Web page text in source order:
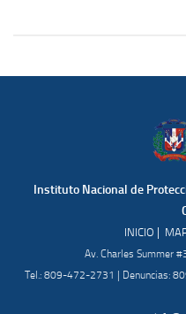
Instituto Nacional de
INICIO |
Av. Charles Summer
Tel.: 809-472-2731 | Denuncias: